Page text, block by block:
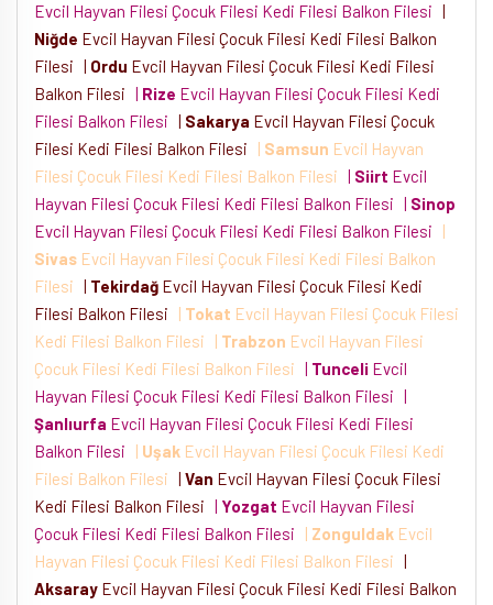
Evcil Hayvan Filesi Çocuk Filesi Kedi Filesi Balkon Filesi |
Niğde Evcil Hayvan Filesi Çocuk Filesi Kedi Filesi Balkon
Filesi | Ordu Evcil Hayvan Filesi Çocuk Filesi Kedi Filesi
Balkon Filesi | Rize Evcil Hayvan Filesi Çocuk Filesi Kedi
Filesi Balkon Filesi | Sakarya Evcil Hayvan Filesi Çocuk
Filesi Kedi Filesi Balkon Filesi
| Samsun Evcil Hayvan
Filesi Çocuk Filesi Kedi Filesi Balkon Filesi | Siirt Evcil
Hayvan Filesi Çocuk Filesi Kedi Filesi Balkon Filesi | Sinop
Evcil Hayvan Filesi Çocuk Filesi Kedi Filesi Balkon Filesi
|
Sivas Evcil Hayvan Filesi Çocuk Filesi Kedi Filesi Balkon
Filesi | Tekirdağ Evcil Hayvan Filesi Çocuk Filesi Kedi
Filesi Balkon Filesi
| Tokat Evcil Hayvan Filesi Çocuk Filesi
Kedi Filesi Balkon Filesi
| Trabzon Evcil Hayvan Filesi
Çocuk Filesi Kedi Filesi Balkon Filesi | Tunceli Evcil
Hayvan Filesi Çocuk Filesi Kedi Filesi Balkon Filesi |
Şanlıurfa Evcil Hayvan Filesi Çocuk Filesi Kedi Filesi
Balkon Filesi
| Uşak Evcil Hayvan Filesi Çocuk Filesi Kedi
Filesi Balkon Filesi | Van Evcil Hayvan Filesi Çocuk Filesi
Kedi Filesi Balkon Filesi | Yozgat Evcil Hayvan Filesi
Çocuk Filesi Kedi Filesi Balkon Filesi
| Zonguldak Evcil
Hayvan Filesi Çocuk Filesi Kedi Filesi Balkon Filesi |
Aksaray Evcil Hayvan Filesi Çocuk Filesi Kedi Filesi Balkon